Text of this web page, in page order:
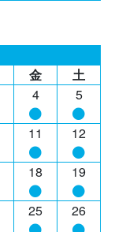
金
土
4 5
11 12
18 19
25 26